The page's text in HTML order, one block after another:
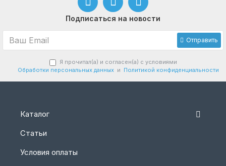
Подписаться на новости
Отправить
Я прочитал(а) и согласен(а) с условиями
Обработки персональных данных и Политикой конфиденциальности
Каталог
Статьи
Условия оплаты